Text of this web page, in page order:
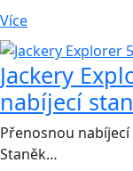
Více
Jackery
nabíjecí
Přenosnou nabíjecí
Staněk…